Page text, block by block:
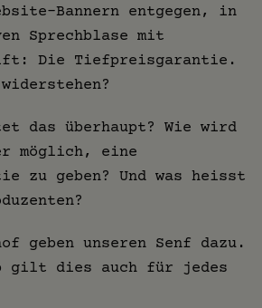
Bannern entgegen, in
Sprechblase mit
Die Tiefpreisgarantie.
das überhaupt? Wie wird
möglich, eine
zu geben? Und was heisst
geben unseren Senf dazu.
gilt dies auch für jedes